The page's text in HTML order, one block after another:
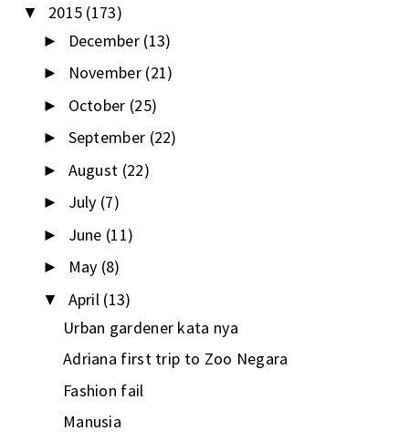
▼ 2015 (173)
► December (13)
► November (21)
► October (25)
► September (22)
► August (22)
► July (7)
► June (11)
► May (8)
▼ April (13)
Urban gardener kata nya
Adriana first trip to Zoo Negara
Fashion fail
Manusia